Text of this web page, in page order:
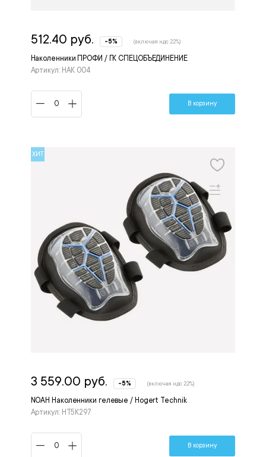
Наколенники ПРОФИ / ГК СПЕЦОБЪЕДИНЕНИЕ
Артикул: НАК 004
512.40 руб. -5% (включая ндс 22%)
В корзину
ХИТ
NOAH Наколенники гелевые / Hogert Technik
Артикул: HT5K297
3 559.00 руб. -5% (включая ндс 22%)
В корзину